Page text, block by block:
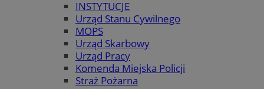
INSTYTUCJE
Urząd Stanu Cywilnego
MOPS
Urząd Skarbowy
Urząd Pracy
Komenda Miejska Policji
Straż Pożarna